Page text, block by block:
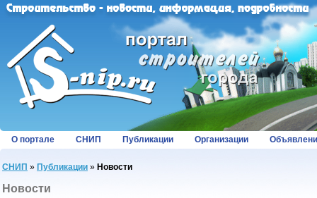
О портале СНИП Публикации Организации
СНИП » Публикации » Новости
Новости